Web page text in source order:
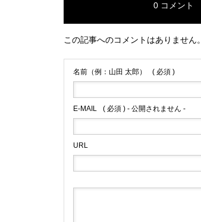
0 コメント
この記事へのコメントはありません。
名前（例：山田 太郎） ( 必須 )
E-MAIL ( 必須 ) - 公開されません -
URL